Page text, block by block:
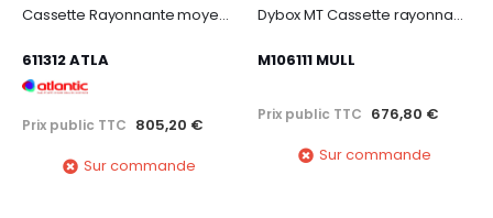
Cassette Rayonnante moyenne température 3600W
611312 ATLA
Prix public TTC 805,20 €
Sur commande
Dybox MT Cassette rayonnante moyenne température 1000W blanc
M106111 MULL
Prix public TTC 676,80 €
Sur commande